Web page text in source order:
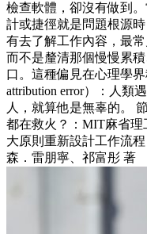
檢查軟體，卻沒有做到
計或捷徑就是問題根源
有去了解工作內容，最
而不是釐清那個慢慢累
口。這種偏見在心理學
attribution error）：人類
人，就算他是無辜的。
都在救火？：MIT麻省
大原則重新設計工作流
森．雷朋寧、祁富彤 著